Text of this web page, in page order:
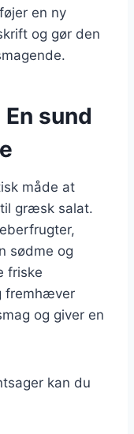
en ny
og gør den
sund
måde at
græsk salat.
sødme og
friske
fremhæver
og giver en
kan du